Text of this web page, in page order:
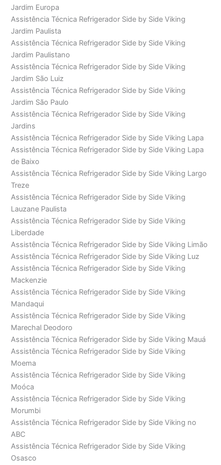
Jardim Europa
Assistência Técnica Refrigerador Side by Side Viking
Jardim Paulista
Assistência Técnica Refrigerador Side by Side Viking
Jardim Paulistano
Assistência Técnica Refrigerador Side by Side Viking
Jardim São Luiz
Assistência Técnica Refrigerador Side by Side Viking
Jardim São Paulo
Assistência Técnica Refrigerador Side by Side Viking
Jardins
Assistência Técnica Refrigerador Side by Side Viking Lapa
Assistência Técnica Refrigerador Side by Side Viking Lapa
de Baixo
Assistência Técnica Refrigerador Side by Side Viking Largo
Treze
Assistência Técnica Refrigerador Side by Side Viking
Lauzane Paulista
Assistência Técnica Refrigerador Side by Side Viking
Liberdade
Assistência Técnica Refrigerador Side by Side Viking Limão
Assistência Técnica Refrigerador Side by Side Viking Luz
Assistência Técnica Refrigerador Side by Side Viking
Mackenzie
Assistência Técnica Refrigerador Side by Side Viking
Mandaqui
Assistência Técnica Refrigerador Side by Side Viking
Marechal Deodoro
Assistência Técnica Refrigerador Side by Side Viking Mauá
Assistência Técnica Refrigerador Side by Side Viking
Moema
Assistência Técnica Refrigerador Side by Side Viking
Moóca
Assistência Técnica Refrigerador Side by Side Viking
Morumbi
Assistência Técnica Refrigerador Side by Side Viking no
ABC
Assistência Técnica Refrigerador Side by Side Viking
Osasco